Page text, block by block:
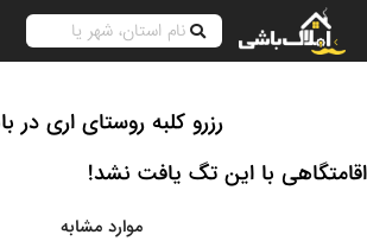
رزرو کلبه روستای اری در
اقامتگاهی با این تگ یافت نشد!
موارد مشابه